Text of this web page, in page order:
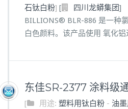
石钛白粉] [ 四川龙蟒集团 ]
BILLIONS® BLR-886 是一种
白色颜料。该产品使用 氧化
东佳SR-2377 涂料级
[ 用途: 塑料用钛白粉 - 油